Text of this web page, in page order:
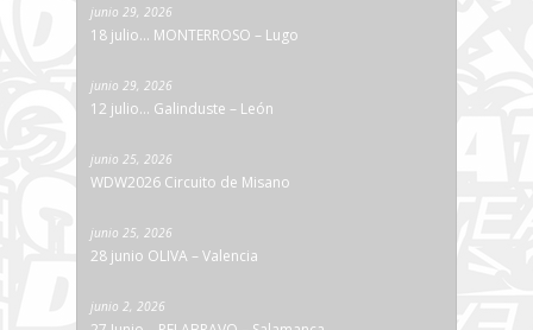
junio 29, 2026
18 julio… MONTERROSO – Lugo
junio 29, 2026
12 julio… Galinduste – León
junio 25, 2026
WDW2026 Circuito de Misano
junio 25, 2026
28 junio OLIVA – Valencia
junio 2, 2026